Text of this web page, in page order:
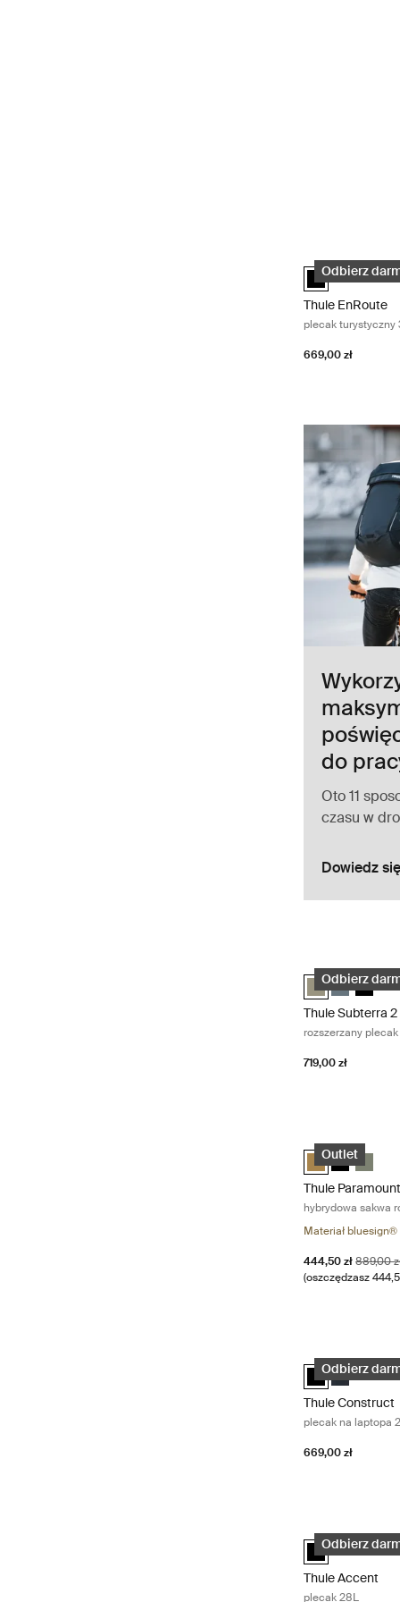
Thule EnRoute
Odbierz
Thule EnRoute
Thule EnRoute
plecak turystyczny
669,00 zł
do
Oto 11
czasu w
Dowiedz
Thule Subterra
Odbierz
Thule Subterra
ThuleThule
Thule Subterra 2
rozszerzany
719,00 zł
Thule
Outlet
ThuleThuleThule
Thule Paramount
hybrydowa sakwa
Materiał bluesign®
Cena promocyjna
444,50 zł889,00
(oszczędzasz
Thule Construct
Odbierz
Thule Construct
Thule
Thule Construct
plecak na laptopa
669,00 zł
Thule Accent
Odbierz
Thule Accent
Thule Accent
plecak 28L